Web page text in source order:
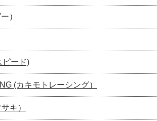
）
ピード)
(カキモトレーシング）
キ）